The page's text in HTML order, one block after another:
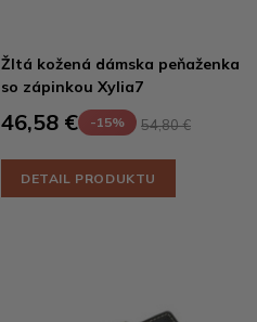
Žltá kožená dámska peňaženka
so zápinkou Xylia7
46,58 € -15% 54,80 €
DETAIL PRODUKTU